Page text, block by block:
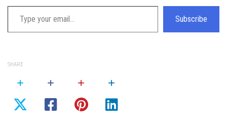
Type your email…
Subscribe
SHARE